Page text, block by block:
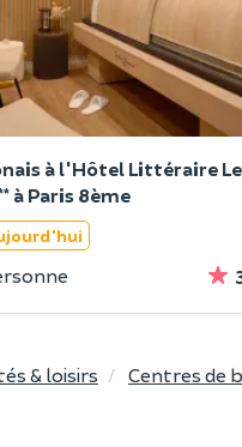
à l'Hôtel Littéraire Le
à Paris 8ème
& loisirs Centres de